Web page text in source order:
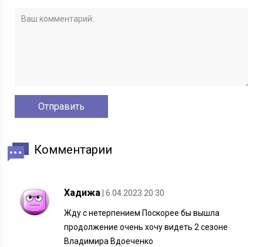
Комментарии
Хадижа | 6.04.2023 20:30
Жду с нетерпением Поскорее бы вышла
продолжение очень хочу видеть 2 сезоне
Владимира Вдоеченко